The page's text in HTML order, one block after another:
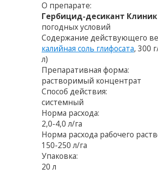
О препарате:
Гербицид-десикант
погодных условий
Содержание действующего
калийная соль глифосата, 300
л)
Препаративная форма:
растворимый концентрат
Способ действия:
системный
Норма расхода:
2,0-4,0 л/га
Норма расхода рабочего
150-250 л/га
Упаковка:
20 л